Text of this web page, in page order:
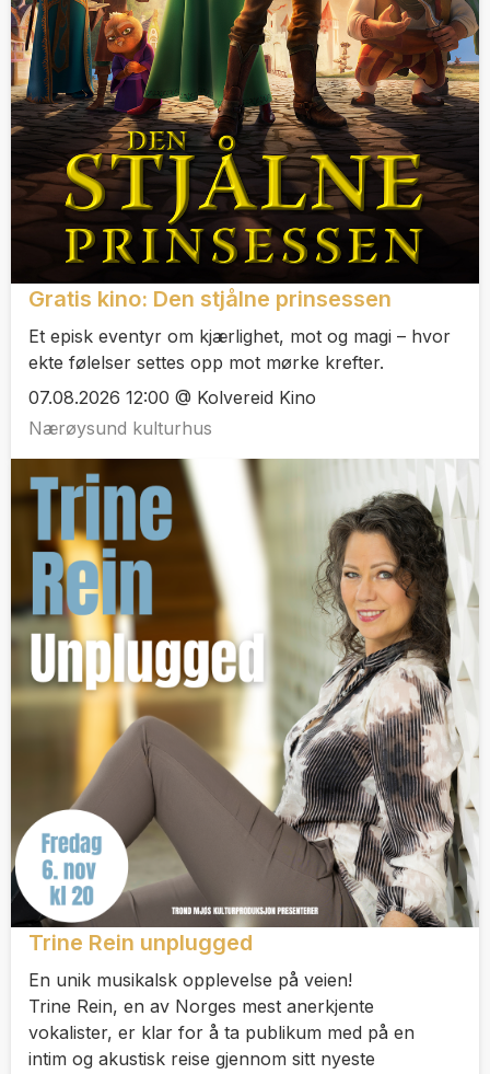
Gratis kino: Den stjålne prinsessen
Et episk eventyr om kjærlighet, mot og magi – hvor
ekte følelser settes opp mot mørke krefter.
07.08.2026 12:00 @ Kolvereid Kino
Nærøysund kulturhus
Trine Rein unplugged
En unik musikalsk opplevelse på veien!
Trine Rein, en av Norges mest anerkjente
vokalister, er klar for å ta publikum med på en
intim og akustisk reise gjennom sitt nyeste